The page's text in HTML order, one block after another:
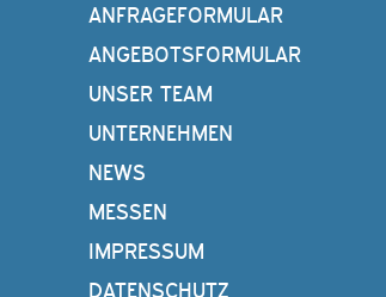
ANFRAGEFORMULAR
ANGEBOTSFORMULAR
UNSER TEAM
UNTERNEHMEN
NEWS
MESSEN
IMPRESSUM
DATENSCHUTZ